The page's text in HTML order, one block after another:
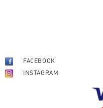
FACEBOOK
INSTAGRAM